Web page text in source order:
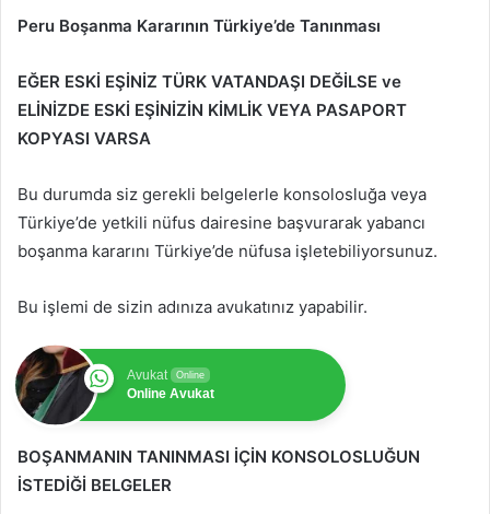
Peru Boşanma Kararının Türkiye’de Tanınması
EĞER ESKİ EŞİNİZ TÜRK VATANDAŞI DEĞİLSE ve
ELİNİZDE ESKİ EŞİNİZİN KİMLİK VEYA PASAPORT
KOPYASI VARSA
Bu durumda siz gerekli belgelerle konsolosluğa veya
Türkiye’de yetkili nüfus dairesine başvurarak yabancı
boşanma kararını Türkiye’de nüfusa işletebiliyorsunuz.
Bu işlemi de sizin adınıza avukatınız yapabilir.
Avukat Online
Online Avukat
BOŞANMANIN TANINMASI İÇİN KONSOLOSLUĞUN
İSTEDİĞİ BELGELER